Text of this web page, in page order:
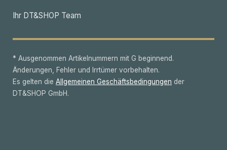
Ihr DT&SHOP Team
* Ausgenommen Artikelnummern mit G beginnend.
Änderungen, Fehler und Irrtümer vorbehalten.
Es gelten die Allgemeinen Geschäftsbedingungen der
DT&SHOP GmbH.